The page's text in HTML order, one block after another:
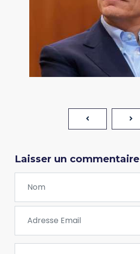
Laisser un commentaire